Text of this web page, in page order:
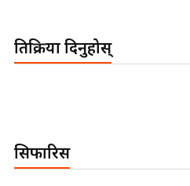
प्रतिक्रिया दिनुहोस्
सिफारिस